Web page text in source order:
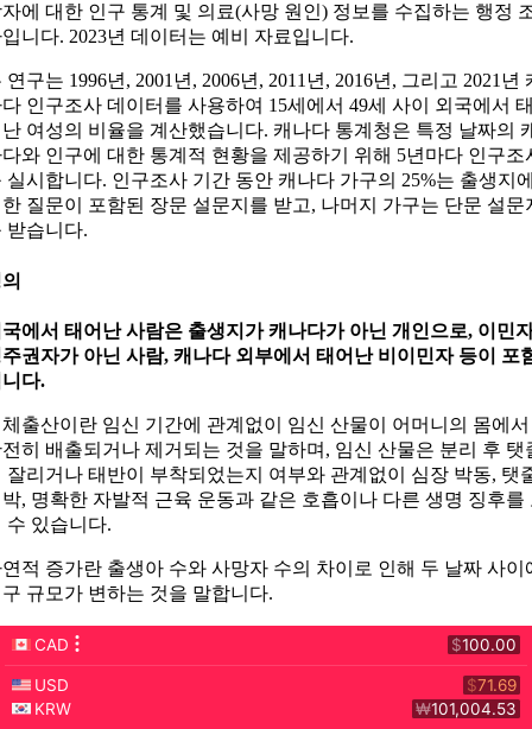
에 대한 인구 통계 및 의료(사망 원인) 정보를 수집하는 행정
니다. 2023년 데이터는 예비 자료입니다.
연구는 1996년, 2001년, 2006년, 2011년, 2016년, 그리고 2021년
인구조사 데이터를 사용하여 15세에서 49세 사이 외국에서
여성의 비율을 계산했습니다. 캐나다 통계청은 특정 날짜의
와 인구에 대한 통계적 현황을 제공하기 위해 5년마다 인구조
실시합니다. 인구조사 기간 동안 캐나다 가구의 25%는 출생지
질문이 포함된 장문 설문지를 받고, 나머지 가구는 단문 설문
받습니다.
에서 태어난 사람은 출생지가 캐나다가 아닌 개인으로, 이민
권자가 아닌 사람, 캐나다 외부에서 태어난 비이민자 등이 포
다.
출산이란 임신 기간에 관계없이 임신 산물이 어머니의 몸에서
히 배출되거나 제거되는 것을 말하며, 임신 산물은 분리 후 탯
잘리거나 태반이 부착되었는지 여부와 관계없이 심장 박동, 탯
, 명확한 자발적 근육 운동과 같은 호흡이나 다른 생명 징후를
수 있습니다.
적 증가란 출생아 수와 사망자 수의 차이로 인해 두 날짜 사이
규모가 변하는 것을 말합니다.